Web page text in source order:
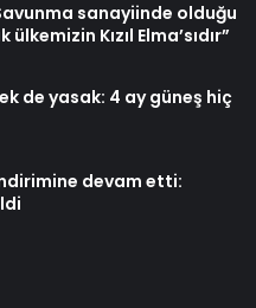
sanayiinde olduğu
Kızıl Elma’sıdır”
de yasak: 4 ay güneş hiç
devam etti: